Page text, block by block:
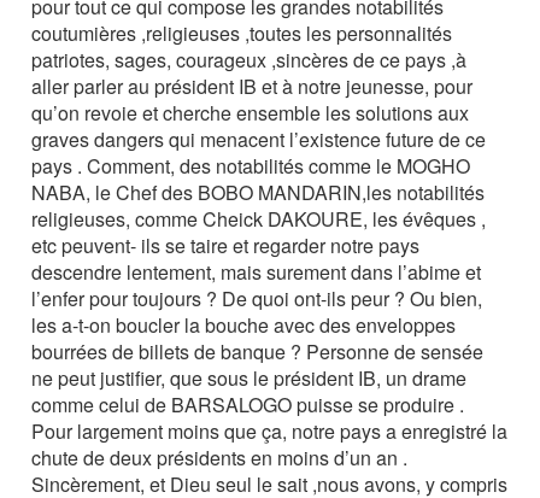
pour tout ce qui compose les grandes notabilités
coutumières ,religieuses ,toutes les personnalités
patriotes, sages, courageux ,sincères de ce pays ,à
aller parler au président IB et à notre jeunesse, pour
qu’on revoie et cherche ensemble les solutions aux
graves dangers qui menacent l’existence future de ce
pays . Comment, des notabilités comme le MOGHO
NABA, le Chef des BOBO MANDARIN,les notabilités
religieuses, comme Cheick DAKOURE, les évêques ,
etc peuvent- ils se taire et regarder notre pays
descendre lentement, mais surement dans l’abime et
l’enfer pour toujours ? De quoi ont-ils peur ? Ou bien,
les a-t-on boucler la bouche avec des enveloppes
bourrées de billets de banque ? Personne de sensée
ne peut justifier, que sous le président IB, un drame
comme celui de BARSALOGO puisse se produire .
Pour largement moins que ça, notre pays a enregistré la
chute de deux présidents en moins d’un an .
Sincèrement, et Dieu seul le sait ,nous avons, y compris